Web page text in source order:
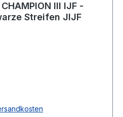
III IJF -
Streifen JIJF